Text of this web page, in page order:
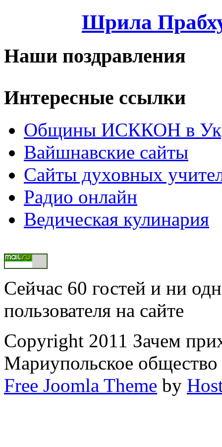
Шрила
Наши поздравления
Интересные ссылки
Общины ИСККОН в
Вайшнавские сайты
Сайты духовных
Радио онлайн
Ведическая кулинария
Сейчас 60 гостей и ни
пользователя на сайте
Copyright 2011 Зачем
Мариупольское
Free Joomla Theme by